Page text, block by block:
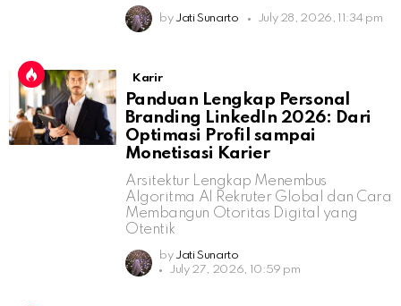
by Jati Sunarto July 28, 2026, 11:34 pm
Karir
Panduan Lengkap Personal
Branding LinkedIn 2026: Dari
Optimasi Profil sampai
Monetisasi Karier
Arsitektur Lengkap Menembus
Algoritma AI Rekruter Global dan Cara
Membangun Otoritas Digital yang
Otentik
by Jati Sunarto
July 27, 2026, 10:59 pm